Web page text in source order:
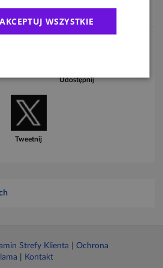
Udostępnij
Tweetnij
Strefy Klienta
Ochrona
Kontakt
AKCEPTUJ WSZYSTKIE